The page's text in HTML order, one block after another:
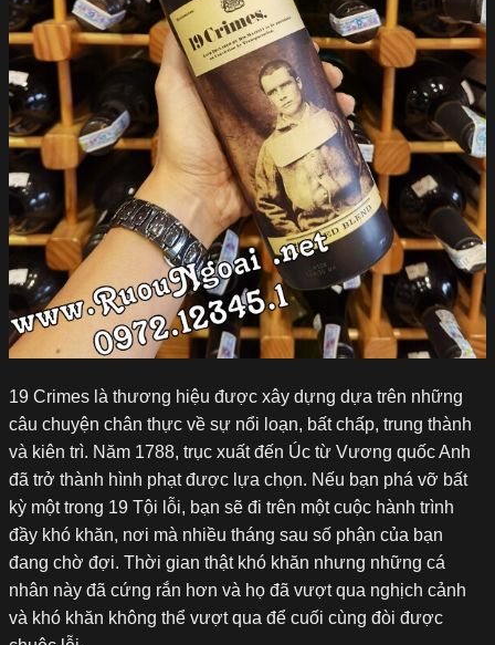
19 Crimes là thương hiệu được xây dựng dựa trên những
câu chuyện chân thực về sự nổi loạn, bất chấp, trung thành
và kiên trì. Năm 1788, trục xuất đến Úc từ Vương quốc Anh
đã trở thành hình phạt được lựa chọn. Nếu bạn phá vỡ bất
kỳ một trong 19 Tội lỗi, bạn sẽ đi trên một cuộc hành trình
đầy khó khăn, nơi mà nhiều tháng sau số phận của bạn
đang chờ đợi. Thời gian thật khó khăn nhưng những cá
nhân này đã cứng rắn hơn và họ đã vượt qua nghịch cảnh
và khó khăn không thể vượt qua để cuối cùng đòi được